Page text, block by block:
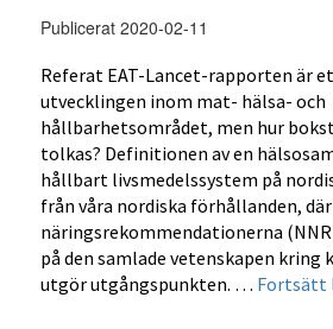
Publicerat 2020-02-11
Referat EAT-Lancet-rapporten är
utvecklingen inom mat- hälsa- och
hållbarhetsområdet, men hur
tolkas? Definitionen av en
hållbart livsmedelssystem på
från våra nordiska förhållanden,
näringsrekommendationerna
på den samlade vetenskapen kring
utgör utgångspunkten. … Fortsätt